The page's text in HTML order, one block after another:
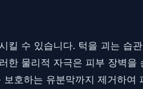
킬 수 있습니다. 턱을 괴는 습
한 물리적 자극은 피부 장벽
호하는 유분막까지 제거하